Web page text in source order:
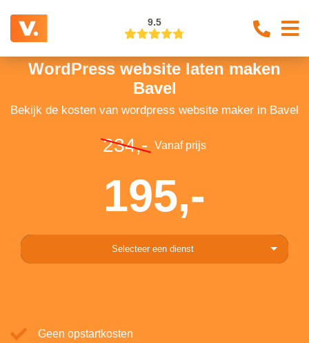
9.5
WordPress website laten maken
Bavel
Bekijk de kosten van wordpress website maker in Bavel
234,- Vanaf prijs
195,-
Selecteer een dienst
Geen opstartkosten